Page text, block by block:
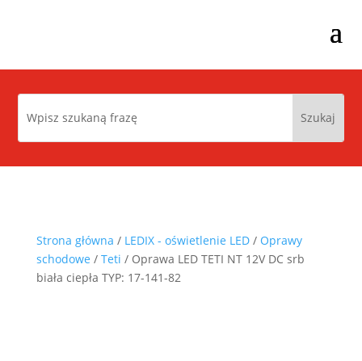
Strona główna / LEDIX - oświetlenie LED/ Oprawy
schodowe / Teti / Oprawa LED TETI NT 12V DC srb
biała ciepła TYP: 17-141-82